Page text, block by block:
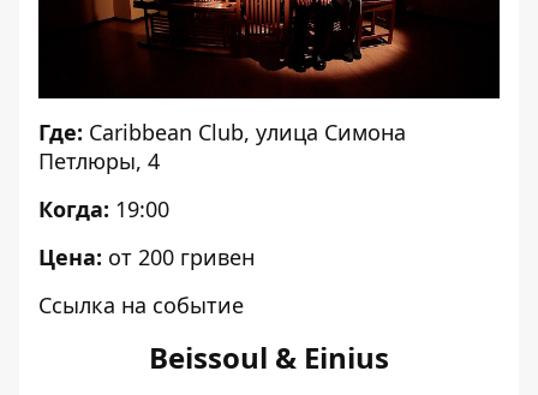
Где: Caribbean Club, улица Симона
Петлюры, 4
Когда: 19:00
Цена: от 200 гривен
Ссылка на событие
Beissoul & Einius